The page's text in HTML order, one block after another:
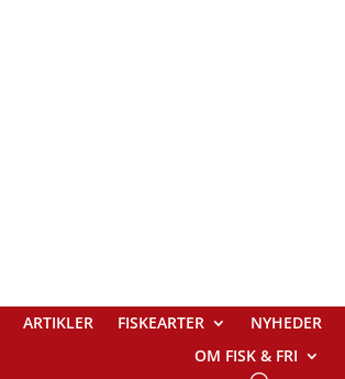
ARTIKLER FISKEARTER NYHEDER
OM FISK & FRI